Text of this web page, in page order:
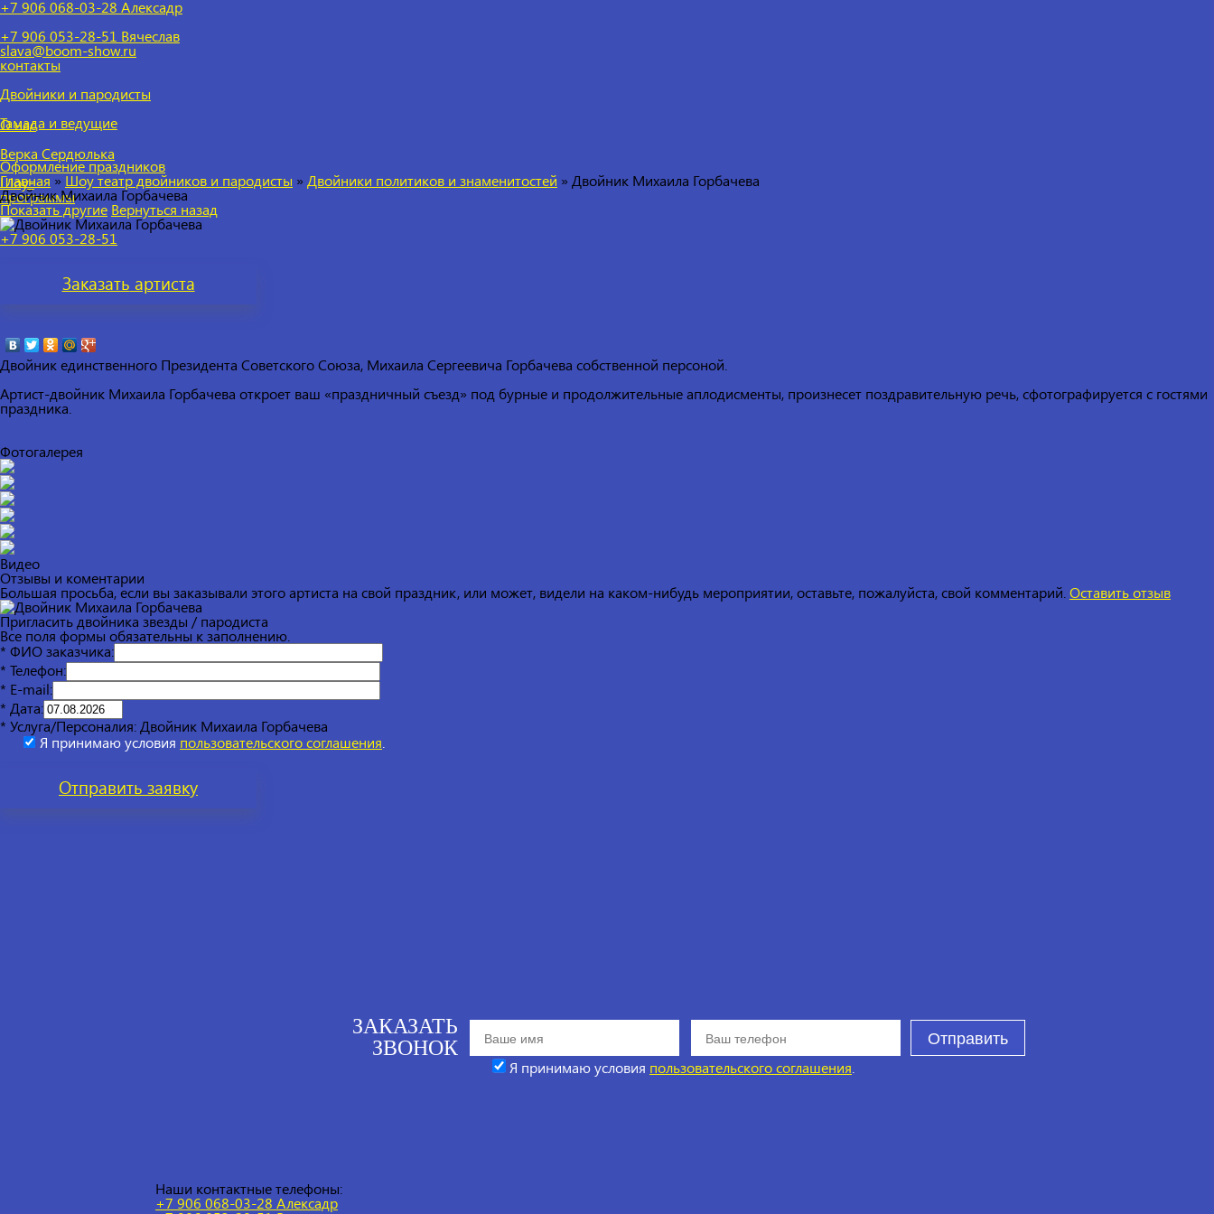
+7 906 068-03-28 Алексадр
+7 906 053-28-51 Вячеслав
slava@boom-show.ru
контакты
О нас
Двойники и пародисты
Верка Сердюлька
Тамада и ведущие
Шоу-
программы
Оформление праздников
Главная » Шоу театр двойников и пародисты » Двойники политиков и знаменитостей » Двойник Михаила Горбачева
Двойник Михаила Горбачева
Показать другие Вернуться назад
+7 906 053-28-51
Заказать артиста
Двойник единственного Президента Советского Союза, Михаила Сергеевича Горбачева собственной персоной.
Артист-двойник Михаила Горбачева откроет ваш «праздничный съезд» под бурные и продолжительные аплодисменты, произнесет поздравительную речь, сфотографируется с гостями
праздника.
Фотогалерея
Видео
Отзывы и коментарии
Большая просьба, если вы заказывали этого артиста на свой праздник, или может, видели на каком-нибудь мероприятии, оставьте, пожалуйста, свой комментарий. Оставить отзыв
Пригласить двойника звезды / пародиста
Все поля формы обязательны к заполнению.
* ФИО заказчика:
* Телефон:
* E-mail:
* Дата:
* Услуга/Персоналия: Двойник Михаила Горбачева
Я принимаю условия пользовательского соглашения
Отправить заявку
ЗАКАЗАТЬ
ЗВОНОК
Отправить
Я принимаю условия пользовательского соглашения
Наши контактные телефоны:
+7 906 068-03-28 Алексадр